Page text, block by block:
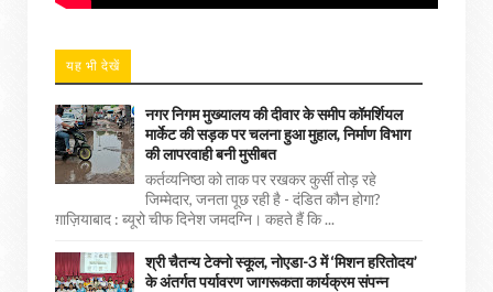
यह भी देखें
नगर निगम मुख्यालय की दीवार के समीप कॉमर्शियल
मार्केट की सड़क पर चलना हुआ मुहाल, निर्माण विभाग
की लापरवाही बनी मुसीबत
कर्तव्यनिष्ठा को ताक पर रखकर कुर्सी तोड़ रहे
जिम्मेदार, जनता पूछ रही है - दंडित कौन होगा?
ग़ाज़ियाबाद : ब्यूरो चीफ दिनेश जमदग्नि। कहते हैं कि ...
श्री चैतन्य टेक्नो स्कूल, नोएडा-3 में ‘मिशन हरितोदय’
के अंतर्गत पर्यावरण जागरूकता कार्यक्रम संपन्न